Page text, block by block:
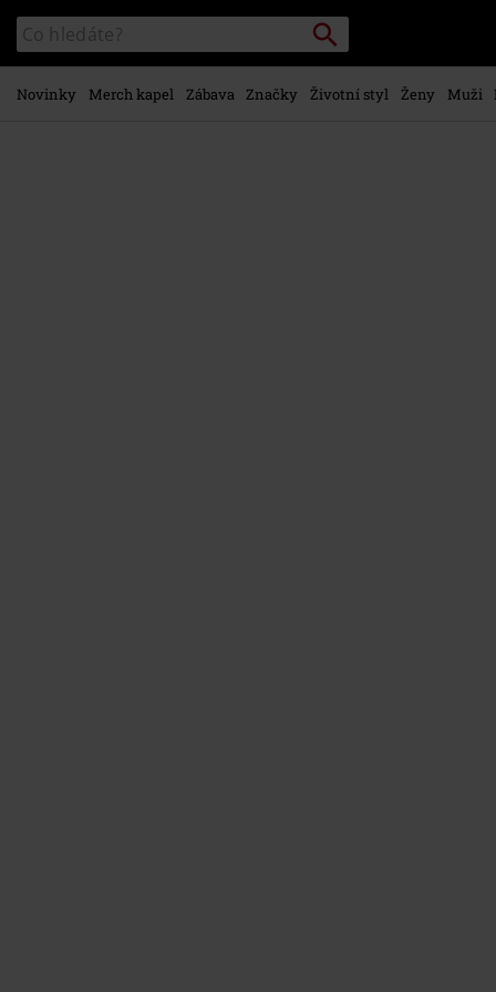
hlavnímu
obsahu
Katalog
vyhledávání
Vyhledávání
Novinky Merch kapel Zábava Značky Životní styl Ženy Muži